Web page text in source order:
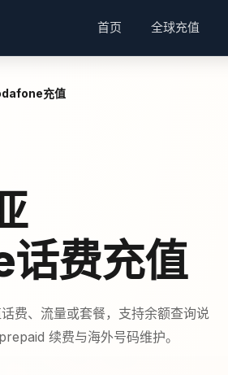
首页 全球充值
充值
费充值
费、流量或套餐，支持余额查询说
续费与海外号码维护。